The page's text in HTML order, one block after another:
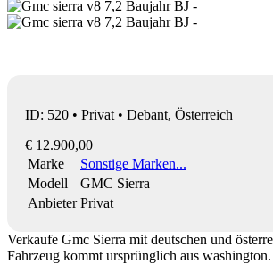
ID: 520 • Privat • Debant, Österreich
€ 12.900,00
Marke
Sonstige Marken...
Modell
GMC Sierra
Anbieter Privat
Verkaufe Gmc Sierra mit deutschen und
Fahrzeug kommt ursprünglich aus washington.